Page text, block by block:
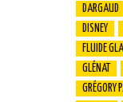
DARGAUD
DISNEY
FLUIDE
GLÉNAT
GRÉGORY